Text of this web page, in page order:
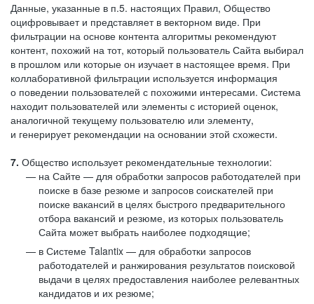
Данные, указанные в п.5. настоящих Правил, Общество
оцифровывает и представляет в векторном виде. При
фильтрации на основе контента алгоритмы рекомендуют
контент, похожий на тот, который пользователь Сайта выбирал
в прошлом или которые он изучает в настоящее время. При
коллаборативной фильтрации используется информация
о поведении пользователей с похожими интересами. Система
находит пользователей или элементы с историей оценок,
аналогичной текущему пользователю или элементу,
и генерирует рекомендации на основании этой схожести.
7. Общество использует рекомендательные технологии:
на Сайте — для обработки запросов работодателей при
поиске в базе резюме и запросов соискателей при
поиске вакансий в целях быстрого предварительного
отбора вакансий и резюме, из которых пользователь
Сайта может выбрать наиболее подходящие;
в Системе Talantix — для обработки запросов
работодателей и ранжирования результатов поисковой
выдачи в целях предоставления наиболее релевантных
кандидатов и их резюме;